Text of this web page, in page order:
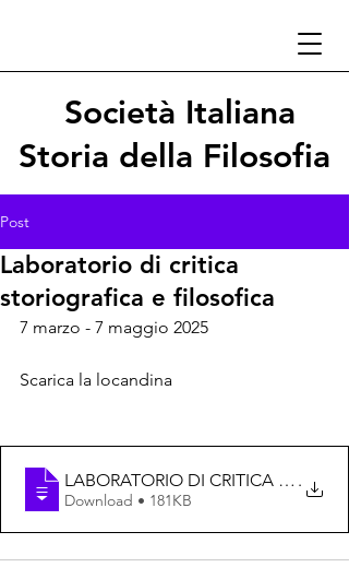
Società Italiana
Storia della Filosofia
Post
Laboratorio di critica
storiografica e filosofica
7 marzo - 7 maggio 2025
Scarica la locandina
LABORATORIO DI CRITICA .
Download • 181KB